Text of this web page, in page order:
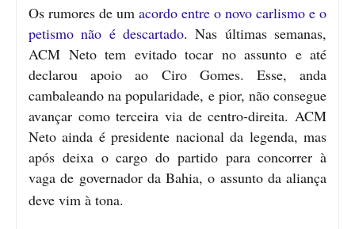
Os rumores de um acordo entre o novo carlismo e o
petismo não é descartado. Nas últimas semanas,
ACM Neto tem evitado tocar no assunto e até
declarou apoio ao Ciro Gomes. Esse, anda
cambaleando na popularidade, e pior, não consegue
avançar como terceira via de centro-direita. ACM
Neto ainda é presidente nacional da legenda, mas
após deixa o cargo do partido para concorrer à
vaga de governador da Bahia, o assunto da aliança
deve vim à tona.